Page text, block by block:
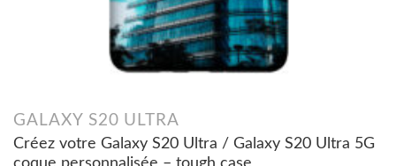
GALAXY S20 ULTRA
Créez votre Galaxy S20 Ultra / Galaxy S20 Ultra 5G
coque personnalisée – tough case